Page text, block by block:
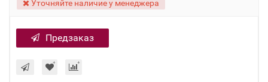
Уточняйте наличие у менеджера
Предзаказ